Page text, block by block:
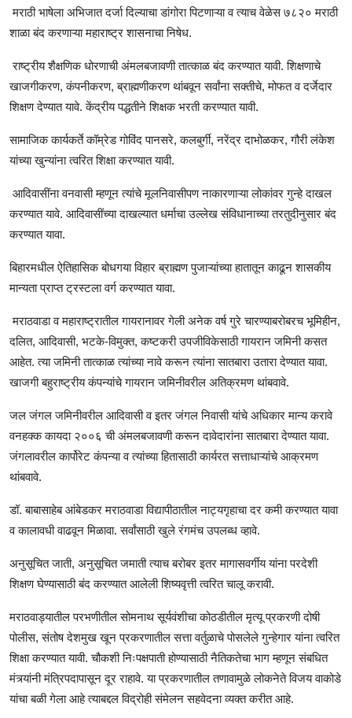
मराठी भाषेला अभिजात दर्जा दिल्याचा डांगोरा पिटणाऱ्या व त्याच वेळेस ७८२० मराठी
शाळा बंद करणाऱ्या महाराष्ट्र शासनाचा निषेध.
राष्ट्रीय शैक्षणिक धोरणाची अंमलबजावणी तात्काळ बंद करण्यात यावी. शिक्षणाचे
खाजगीकरण, कंपनीकरण, ब्राह्मणीकरण थांबवून सर्वांना सक्तीचे, मोफत व दर्जेदार
शिक्षण देण्यात यावे. केंद्रीय पद्धतीने शिक्षक भरती करण्यात यावी.
सामाजिक कार्यकर्ते कॉम्रेड गोविंद पानसरे, कलबुर्गी, नरेंद्र दाभोळकर, गौरी लंकेश
यांच्या खुन्यांना त्वरित शिक्षा करण्यात यावी.
आदिवासींना वनवासी म्हणून त्यांचे मूलनिवासीपण नाकारणाऱ्या लोकांवर गुन्हे दाखल
करण्यात यावे. आदिवासींच्या दाखल्यात धर्माचा उल्लेख संविधानाच्या तरतुदीनुसार बंद
करण्यात यावा.
बिहारमधील ऐतिहासिक बोधगया विहार ब्राह्मण पुजाऱ्यांच्या हातातून काढून शासकीय
मान्यता प्राप्त ट्रस्टला वर्ग करण्यात यावा.
मराठवाडा व महाराष्ट्रातील गायरानावर गेली अनेक वर्ष गुरे चारण्याबरोबरच भूमिहीन,
दलित, आदिवासी, भटके-विमुक्त, कष्टकरी उपजीविकेसाठी गायरान जमिनी कसत
आहेत. त्या जमिनी तात्काळ त्यांच्या नावे करून त्यांना सातबारा उतारा देण्यात यावा.
खाजगी बहुराष्ट्रीय कंपन्यांचे गायरान जमिनीवरील अतिक्रमण थांबवावे.
जल जंगल जमिनीवरील आदिवासी व इतर जंगल निवासी यांचे अधिकार मान्य करावे
वनहक्क कायदा २००६ ची अंमलबजावणी करून दावेदारांना सातबारा देण्यात यावा.
जंगलावरील कार्पोरेट कंपन्या व त्यांच्या हितासाठी कार्यरत सत्ताधाऱ्यांचे आक्रमण
थांबवावे.
डॉ. बाबासाहेब आंबेडकर मराठवाडा विद्यापीठातील नाट्यगृहाचा दर कमी करण्यात यावा
व कालावधी वाढवून मिळावा. सर्वांसाठी खुले रंगमंच उपलब्ध व्हावे.
अनुसूचित जाती, अनुसूचित जमाती त्याच बरोबर इतर मागासवर्गीय यांना परदेशी
शिक्षण घेण्यासाठी बंद करण्यात आलेली शिष्यवृत्ती त्वरित चालू करावी.
मराठवाड्यातील परभणीतील सोमनाथ सूर्यवंशीचा कोठडीतील मृत्यू प्रकरणी दोषी
पोलीस, संतोष देशमुख खून प्रकरणातील सत्ता वर्तुळाचे पोसलेले गुन्हेगार यांना त्वरित
शिक्षा करण्यात यावी. चौकशी निःपक्षपाती होण्यासाठी नैतिकतेचा भाग म्हणून संबधित
मंत्र्यांनी मंत्रिपदापासून दूर राहावे. या प्रकरणातील तणावामुळे लोकनेते विजय वाकोडे
यांचा बळी गेला आहे त्याबद्दल विद्रोही संमेलन सहवेदना व्यक्त करीत आहे.